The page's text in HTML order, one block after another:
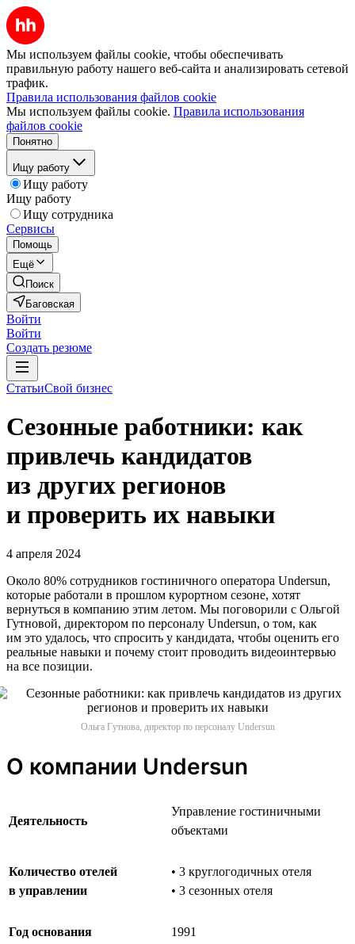
Мы используем файлы cookie, чтобы обеспечивать
правильную работу нашего веб-сайта и анализировать сетевой
трафик.
Правила использования файлов cookie
Мы используем файлы cookie. Правила использования
файлов cookie
Понятно
Ищу работу
Ищу работу
Ищу работу
Ищу сотрудника
Сервисы
Помощь
Ещё
Поиск
Баговская
Войти
Войти
Создать резюме
СтатьиСвой бизнес
Сезонные работники: как
привлечь кандидатов
из других регионов
и проверить их навыки
4 апреля 2024
Около 80% сотрудников гостиничного оператора Undersun,
которые работали в прошлом курортном сезоне, хотят
вернуться в компанию этим летом. Мы поговорили с Ольгой
Гутновой, директором по персоналу Undersun, о том, как
им это удалось, что спросить у кандидата, чтобы оценить его
реальные навыки и почему стоит проводить видеоинтервью
на все позиции.
Ольга Гутнова, директор по персоналу Undersun
О компании Undersun
Деятельность
Управление гостиничными
объектами
Количество отелей
в управлении
• 3 круглогодичных отеля
• 3 сезонных отеля
Год основания 1991